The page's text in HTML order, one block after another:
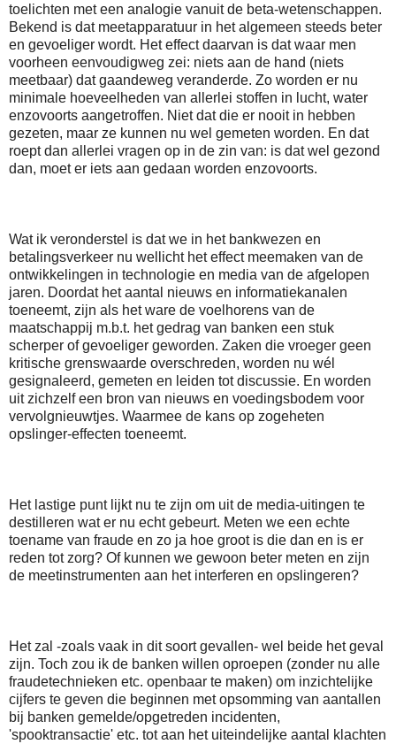
toelichten met een analogie vanuit de beta-wetenschappen.
Bekend is dat meetapparatuur in het algemeen steeds beter
en gevoeliger wordt. Het effect daarvan is dat waar men
voorheen eenvoudigweg zei: niets aan de hand (niets
meetbaar) dat gaandeweg veranderde. Zo worden er nu
minimale hoeveelheden van allerlei stoffen in lucht, water
enzovoorts aangetroffen. Niet dat die er nooit in hebben
gezeten, maar ze kunnen nu wel gemeten worden. En dat
roept dan allerlei vragen op in de zin van: is dat wel gezond
dan, moet er iets aan gedaan worden enzovoorts.
Wat ik veronderstel is dat we in het bankwezen en
betalingsverkeer nu wellicht het effect meemaken van de
ontwikkelingen in technologie en media van de afgelopen
jaren. Doordat het aantal nieuws en informatiekanalen
toeneemt, zijn als het ware de voelhorens van de
maatschappij m.b.t. het gedrag van banken een stuk
scherper of gevoeliger geworden. Zaken die vroeger geen
kritische grenswaarde overschreden, worden nu wél
gesignaleerd, gemeten en leiden tot discussie. En worden
uit zichzelf een bron van nieuws en voedingsbodem voor
vervolgnieuwtjes. Waarmee de kans op zogeheten
opslinger-effecten toeneemt.
Het lastige punt lijkt nu te zijn om uit de media-uitingen te
destilleren wat er nu echt gebeurt. Meten we een echte
toename van fraude en zo ja hoe groot is die dan en is er
reden tot zorg? Of kunnen we gewoon beter meten en zijn
de meetinstrumenten aan het interferen en opslingeren?
Het zal -zoals vaak in dit soort gevallen- wel beide het geval
zijn. Toch zou ik de banken willen oproepen (zonder nu alle
fraudetechnieken etc. openbaar te maken) om inzichtelijke
cijfers te geven die beginnen met opsomming van aantallen
bij banken gemelde/opgetreden incidenten,
'spooktransactie' etc. tot aan het uiteindelijke aantal klachten